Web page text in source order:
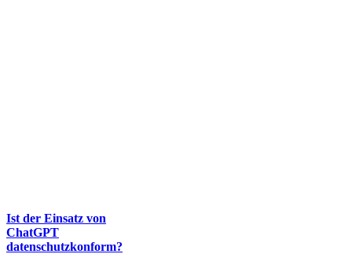
Ist der Einsatz von
ChatGPT
datenschutzkonform?